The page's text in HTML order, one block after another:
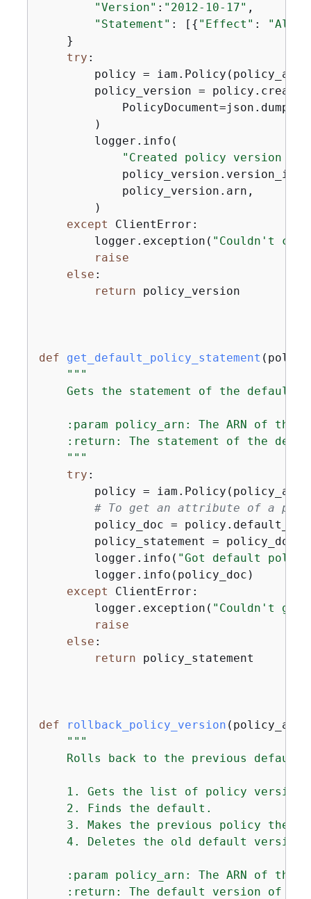
"Version" : "2012-10-17" ,
"Statement" : [ { "Effect" :
    }
try :
        policy = iam.Policy(policy_arn)
policy_version =
        )
        logger.info(
"Created policy version
            policy_version.version_id,
            policy_version.arn,
        )
except ClientError:
        logger.exception(
"Couldn't
raise
else :
return policy_version
def get_default_policy_statement (
"""
Gets the statement of the default
:param policy_arn: The ARN of the
:return: The statement of the
    """
try :
        policy = iam.Policy(policy_arn)
# To get an attribute of a
policy_doc =
policy_statement =
        logger.info(
"Got default
        logger.info(policy_doc)
except ClientError:
        logger.exception(
"Couldn't get
raise
else :
return policy_statement
def rollback_policy_version ( policy_arn
"""
Rolls back to the previous default
1. Gets the list of policy
    2. Finds the default.
3. Makes the previous policy the
    4. Deletes the old default version.
:param policy_arn: The ARN of the
:return: The default version of